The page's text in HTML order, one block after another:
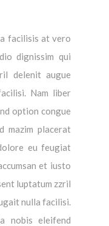
facilisis at vero
dignissim qui
delenit augue
Nam liber
option congue
mazim placerat
eu feugiat
et iusto
luptatum zzril
nulla facilisi.
nobis eleifend